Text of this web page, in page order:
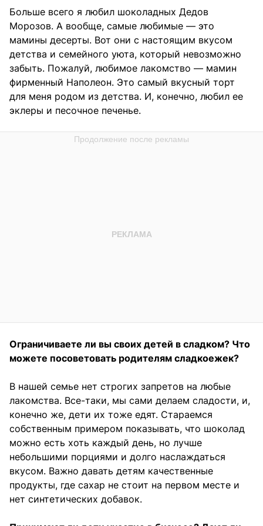
Больше всего я любил шоколадных Дедов
Морозов. А вообще, самые любимые — это
мамины десерты. Вот они с настоящим вкусом
детства и семейного уюта, который невозможно
забыть. Пожалуй, любимое лакомство — мамин
фирменный Наполеон. Это самый вкусный торт
для меня родом из детства. И, конечно, любил ее
эклеры и песочное печенье.
Ограничиваете ли вы своих детей в сладком? Что
можете посоветовать родителям сладкоежек?
В нашей семье нет строгих запретов на любые
лакомства. Все-таки, мы сами делаем сладости, и,
конечно же, дети их тоже едят. Стараемся
собственным примером показывать, что шоколад
можно есть хоть каждый день, но лучше
небольшими порциями и долго наслаждаться
вкусом. Важно давать детям качественные
продукты, где сахар не стоит на первом месте и
нет синтетических добавок.